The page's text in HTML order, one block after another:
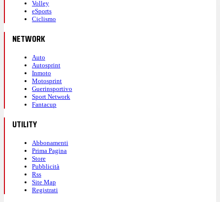
Volley
eSports
Ciclismo
NETWORK
Auto
Autosprint
Inmoto
Motosprint
Guerinsportivo
Sport Network
Fantacup
UTILITY
Abbonamenti
Prima Pagina
Store
Pubblicità
Rss
Site Map
Registrati